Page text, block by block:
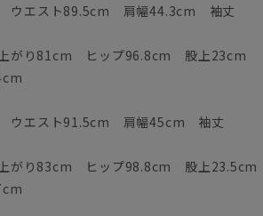
ウエスト89.5cm 肩幅44.3cm 袖丈
上がり81cm ヒップ96.8cm 股上23cm
ウエスト91.5cm 肩幅45cm 袖丈
上がり83cm ヒップ98.8cm 股上23.5cm